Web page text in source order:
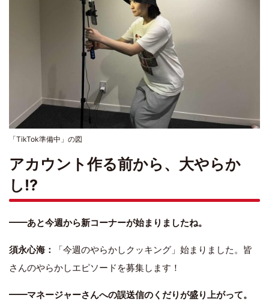
「TikTok準備中」の図
アカウント作る前から、大やらか
し!?
━━あと今週から新コーナーが始まりましたね。
須永心海：
「今週のやらかしクッキング」始まりました。皆
さんのやらかしエピソードを募集します！
━━マネージャーさんへの誤送信のくだりが盛り上がって。